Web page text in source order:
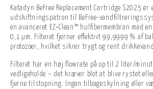
Katadyn BeFree Replacement Cartridge S2025 er
udskiftningspatron til BeFree-
en avanceret EZ‑Clean™ hulfibermembran med
0,1 µm. Filteret fjerner effektivt 99,9999 % af
protozoer, hvilket sikrer trygt og rent
Filteret har en høj flowrate på op til 2 liter/
vedligeholde – det kræver blot at blive rystet
fjerne tilstopning. Ingen tilbageskylning eller